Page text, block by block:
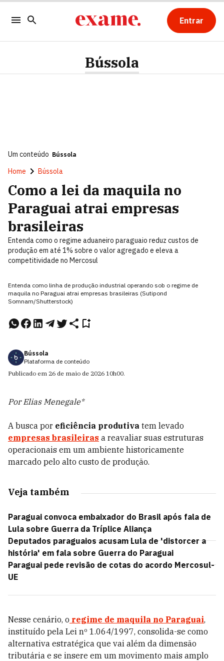
Entrar
Bússola
Um conteúdo Bússola
Home Bússola
Como a lei da maquila no
Paraguai atrai empresas
brasileiras
Entenda como o regime aduaneiro paraguaio reduz custos de
produção em até 1% sobre o valor agregado e eleva a
competitividade no Mercosul
Entenda como linha de produção industrial operando sob o regime de
maquila no Paraguai atrai empresas brasileiras (Sutipond
Somnam/Shutterstock)
Bússola
Plataforma de conteúdo
Publicado em 26 de maio de 2026 10h00.
Por Elias Menegale*
A busca por eficiência produtiva tem levado
empresas brasileiras a reavaliar suas estruturas
operacionais em um ambiente historicamente
marcado pelo alto custo de produção.
Veja também
Paraguai convoca embaixador do Brasil após fala de
Lula sobre Guerra da Tríplice Aliança
Deputados paraguaios acusam Lula de 'distorcer a
história' em fala sobre Guerra do Paraguai
Paraguai pede revisão de cotas do acordo Mercosul-
UE
Nesse cenário, o regime de maquila no Paraguai,
instituído pela Lei nº 1.064/1997, consolida-se como
alternativa estratégica que vai além da dimensão
tributária e se insere em um movimento mais amplo